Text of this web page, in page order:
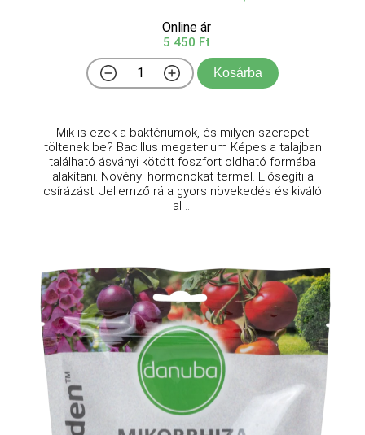
Online ár
5 450 Ft
Kosárba
Mik is ezek a baktériumok, és milyen szerepet
töltenek be? Bacillus megaterium Képes a talajban
található ásványi kötött foszfort oldható formába
alakítani. Növényi hormonokat termel. Elősegíti a
csírázást. Jellemző rá a gyors növekedés és kiváló
al ...